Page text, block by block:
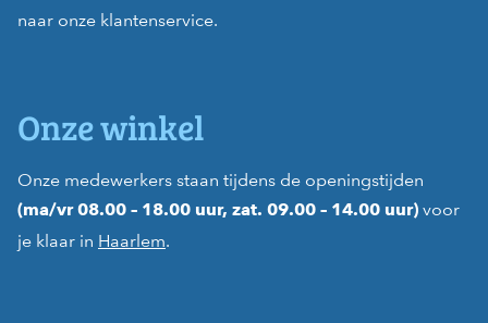
naar onze klantenservice.
Onze winkel
Onze medewerkers staan tijdens de openingstijden
(ma/vr 08.00 – 18.00 uur, zat. 09.00 – 14.00 uur) voor
je klaar in Haarlem.